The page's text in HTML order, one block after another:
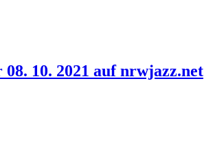
10. 2021 auf nrwjazz.net